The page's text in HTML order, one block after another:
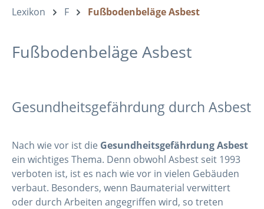
Lexikon F Fußbodenbeläge Asbest
Fußbodenbeläge Asbest
Gesundheitsgefährdung durch Asbest
Nach wie vor ist die Gesundheitsgefährdung Asbest
ein wichtiges Thema. Denn obwohl Asbest seit 1993
verboten ist, ist es nach wie vor in vielen Gebäuden
verbaut. Besonders, wenn Baumaterial verwittert
oder durch Arbeiten angegriffen wird, so treten